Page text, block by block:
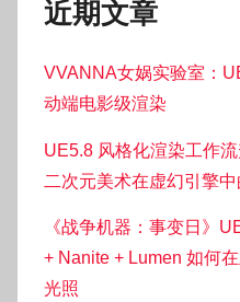
近期文章
VVANNA女娲实验室：
动端电影级渲染
UE5.8 风格化渲染工作
二次元美术在虚幻引擎
《战争机器：事变日》
+ Nanite + Lumen 如何
光照